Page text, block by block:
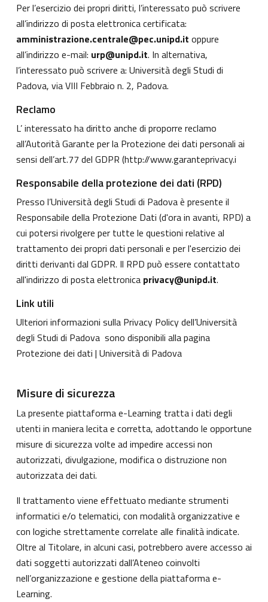
Per l’esercizio dei propri diritti, l’interessato può scrivere
all’indirizzo di posta elettronica certificata:
amministrazione.centrale@pec.unipd.it oppure
all’indirizzo e-mail: urp@unipd.it. In alternativa,
l’interessato può scrivere a: Università degli Studi di
Padova, via VIII Febbraio n. 2, Padova.
Reclamo
L’ interessato ha diritto anche di proporre reclamo
all’Autorità Garante per la Protezione dei dati personali ai
sensi dell’art.77 del GDPR (http://www.garanteprivacy.i
Responsabile della protezione dei dati (RPD)
Presso l’Università degli Studi di Padova è presente il
Responsabile della Protezione Dati (d'ora in avanti, RPD) a
cui potersi rivolgere per tutte le questioni relative al
trattamento dei propri dati personali e per l'esercizio dei
diritti derivanti dal GDPR. Il RPD può essere contattato
all'indirizzo di posta elettronica privacy@unipd.it.
Link utili
Ulteriori informazioni sulla Privacy Policy dell’Università
degli Studi di Padova sono disponibili alla pagina
Protezione dei dati | Università di Padova
Misure di sicurezza
La presente piattaforma e-Learning tratta i dati degli
utenti in maniera lecita e corretta, adottando le opportune
misure di sicurezza volte ad impedire accessi non
autorizzati, divulgazione, modifica o distruzione non
autorizzata dei dati.
Il trattamento viene effettuato mediante strumenti
informatici e/o telematici, con modalità organizzative e
con logiche strettamente correlate alle finalità indicate.
Oltre al Titolare, in alcuni casi, potrebbero avere accesso ai
dati soggetti autorizzati dall’Ateneo coinvolti
nell’organizzazione e gestione della piattaforma e-
Learning.